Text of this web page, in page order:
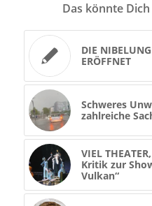
Das könnte
DIE
ERÖFFNET
Schweres
zahlreiche
VIEL
Kritik zur
Vulkan“